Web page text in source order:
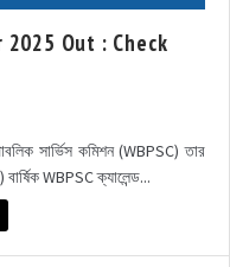
2025 Out : Check
সার্ভিস কমিশন (WBPSC) তার
WBPSC ক্যালেন্ড...